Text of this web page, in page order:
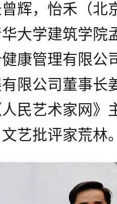
辉，怡禾（北
大学建筑学院
康管理有限公
限公司董事长
民艺术家网》
艺批评家荒林